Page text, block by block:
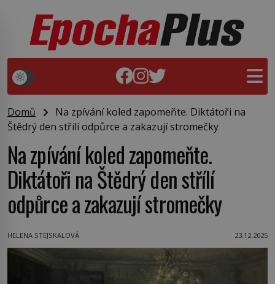
Domů
Na zpívání koled zapomeňte. Diktátoři na
Štědrý den střílí odpůrce a zakazují stromečky
Na zpívání koled zapomeňte.
Diktátoři na Štědrý den střílí
odpůrce a zakazují stromečky
HELENA STEJSKALOVÁ 23.12.2025